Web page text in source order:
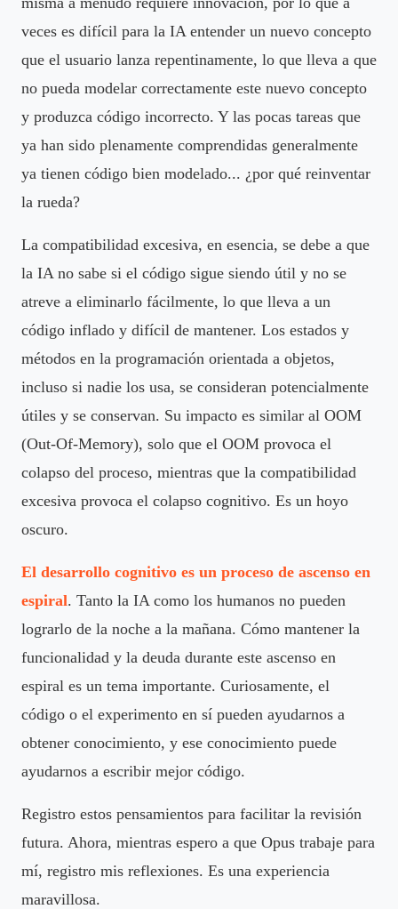
veces es difícil para la IA entender un nuevo concepto
que el usuario lanza repentinamente, lo que lleva a que
no pueda modelar correctamente este nuevo concepto
y produzca código incorrecto. Y las pocas tareas que
ya han sido plenamente comprendidas generalmente
ya tienen código bien modelado... ¿por qué reinventar
la rueda?
La compatibilidad excesiva, en esencia, se debe a que
la IA no sabe si el código sigue siendo útil y no se
atreve a eliminarlo fácilmente, lo que lleva a un
código inflado y difícil de mantener. Los estados y
métodos en la programación orientada a objetos,
incluso si nadie los usa, se consideran potencialmente
útiles y se conservan. Su impacto es similar al OOM
(Out-Of-Memory), solo que el OOM provoca el
colapso del proceso, mientras que la compatibilidad
excesiva provoca el colapso cognitivo. Es un hoyo
oscuro.
El desarrollo cognitivo es un proceso de ascenso en
espiral. Tanto la IA como los humanos no pueden
lograrlo de la noche a la mañana. Cómo mantener la
funcionalidad y la deuda durante este ascenso en
espiral es un tema importante. Curiosamente, el
código o el experimento en sí pueden ayudarnos a
obtener conocimiento, y ese conocimiento puede
ayudarnos a escribir mejor código.
Registro estos pensamientos para facilitar la revisión
futura. Ahora, mientras espero a que Opus trabaje para
mí, registro mis reflexiones. Es una experiencia
maravillosa.